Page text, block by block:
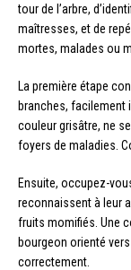
tour de l’arbre,
maîtresses, et de
mortes, malades ou
La première étape
branches, facilement
couleur grisâtre, ne
foyers de maladies.
Ensuite, occupez-
reconnaissent à leur
fruits momifiés. Une
bourgeon orienté
correctement.